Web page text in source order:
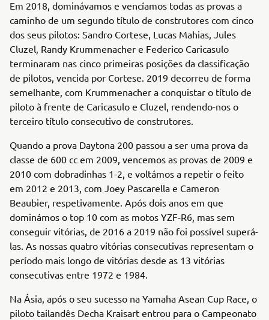
Em 2018, dominávamos e vencíamos todas as provas a
caminho de um segundo título de construtores com cinco
dos seus pilotos: Sandro Cortese, Lucas Mahias, Jules
Cluzel, Randy Krummenacher e Federico Caricasulo
terminaram nas cinco primeiras posições da classificação
de pilotos, vencida por Cortese. 2019 decorreu de forma
semelhante, com Krummenacher a conquistar o título de
piloto à frente de Caricasulo e Cluzel, rendendo-nos o
terceiro título consecutivo de construtores.
Quando a prova Daytona 200 passou a ser uma prova da
classe de 600 cc em 2009, vencemos as provas de 2009 e
2010 com dobradinhas 1-2, e voltámos a repetir o feito
em 2012 e 2013, com Joey Pascarella e Cameron
Beaubier, respetivamente. Após dois anos em que
dominámos o top 10 com as motos YZF-R6, mas sem
conseguir vitórias, de 2016 a 2019 não foi possível superá-
las. As nossas quatro vitórias consecutivas representam o
período mais longo de vitórias desde as 13 vitórias
consecutivas entre 1972 e 1984.
Na Ásia, após o seu sucesso na Yamaha Asean Cup Race, o
piloto tailandês Decha Kraisart entrou para o Campeonato